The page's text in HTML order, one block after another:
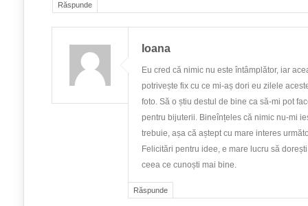
Răspunde
Răspunde
Ioana
Eu cred că nimic nu este întâmplător, iar
potrivește fix cu ce mi-aș dori eu zilele
foto. Să o știu destul de bine ca să-mi pot
pentru bijuterii. Bineînțeles că nimic nu-mi
trebuie, așa că aștept cu mare interes
Felicitări pentru idee, e mare lucru să
ceea ce cunoști mai bine.